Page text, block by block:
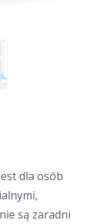
dla osób
są zaradni